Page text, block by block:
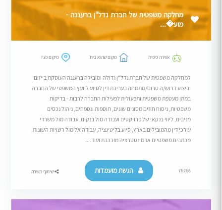
מחלקה משפטית של חברת נדל"ן ברעננה -
מוע�...
אווירה כיפית מקום שהוא בית מיקום פגז
למחלקה משפטית של חברת נדל"ן גדולה ומובילה ברעננה העוסקת בייזום
וביצוע דרוש/ה טרום/מתמחה בעריכת דין לסיוע ליועץ המשפטי של החברה
במתן מעטפת משפטית ותפעולית לפעילות החברה לרבות - בדיקות
משפטיות, ניסוח חוזים מסוגים שונים, תוספות ונספחים, ניהול נכסים
מניבים, ליווי בנקאי של פרויקטים ועבודה מול בנקים, עבודה מול משרדי
עורכי דין מהמובילים בארץ, סיוע בליטיגציה, עבודה אל מול רשויות השונות,
מכתבים משפטיים אדמינסטרציה מורכבת ועוד....
76266 הגשת מועמדות שיתוף משרה